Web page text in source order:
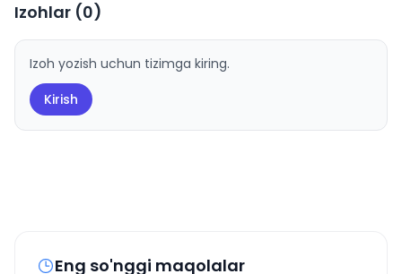
Izohlar (0)
Izoh yozish uchun tizimga kiring.
Kirish
Eng so'nggi maqolalar